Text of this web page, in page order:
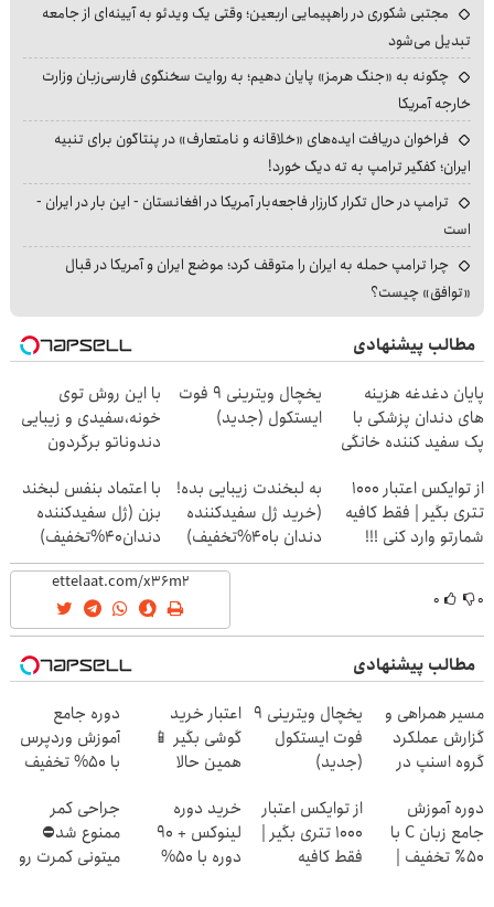
مجتبی شکوری در راهپیمایی اربعین؛ وقتی یک ویدئو به آیینه‌ای از جامعه
تبدیل می‌شود
چگونه به «جنگ هرمز» پایان دهیم؛ به روایت سخنگوی فارسی‌زبان وزارت
خارجه آمریکا
فراخوان دریافت ایده‌های «خلاقانه و نامتعارف» در پنتاگون برای تنبیه
ایران؛ کفگیر ترامپ به ته دیگ خورد!
ترامپ در حال تکرار کارزار فاجعه‌بار آمریکا در افغانستان - این بار در ایران -
است
چرا ترامپ حمله به ایران را متوقف کرد؛ موضع ایران و آمریکا در قبال
«توافق» چیست؟
مطالب پیشنهادی
پایان دغدغه هزینه
های دندان پزشکی با
پک سفید کننده خانگی
یخچال ویترینی 9 فوت
ایستکول (جدید)
با این روش توی
خونه،سفیدی و زیبایی
دندوناتو برگردون
از توایکس اعتبار ۱۰۰۰
تتری بگیر | فقط کافیه
شمارتو وارد کنی !!!
به لبخندت زیبایی بده!
(خرید ژل سفیدکننده
دندان با40%تخفیف)
با اعتماد بنفس لبخند
بزن (ژل سفیدکننده
دندان40%تخفیف)
۰ ۰
مطالب پیشنهادی
مسیر همراهی و
گزارش عملکرد
گروه اسنپ در
یخچال ویترینی 9
فوت ایستکول
(جدید)
اعتبار خرید
گوشی بگیر 📱
همین حالا
بده 🎯
دوره جامع
آموزش وردپرس
با ۵۰% تخفیف
رو از دست نده!
دوره آموزش
جامع زبان C با
۵۰٪ تخفیف |
از توایکس اعتبار
۱۰۰۰ تتری بگیر |
فقط کافیه
خرید دوره
لینوکس + 90
دوره با 50%
جراحی کمر
ممنوع شد⛔
میتونی کمرت رو